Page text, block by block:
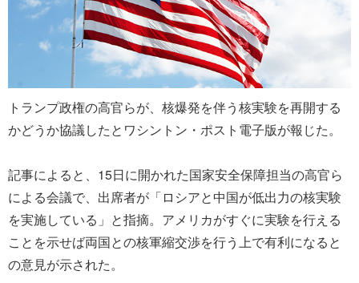
トランプ政権の高官らが、核爆発を伴う核実験を再開する
かどうか協議したとワシントン・ポスト電子版が報じた。
記事によると、15日に開かれた国家安全保障担当の高官ら
による会議で、出席者が「ロシアと中国が低出力の核実験
を実施している」と指摘。アメリカがすぐに実験を行える
ことを示せば両国との核軍縮交渉を行う上で有利になると
の意見が示された。